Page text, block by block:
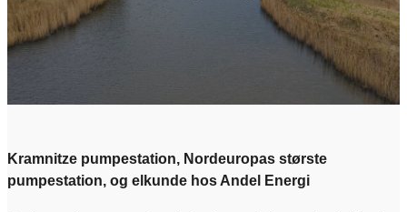
Kramnitze pumpestation, Nordeuropas største
pumpestation, og elkunde hos Andel Energi